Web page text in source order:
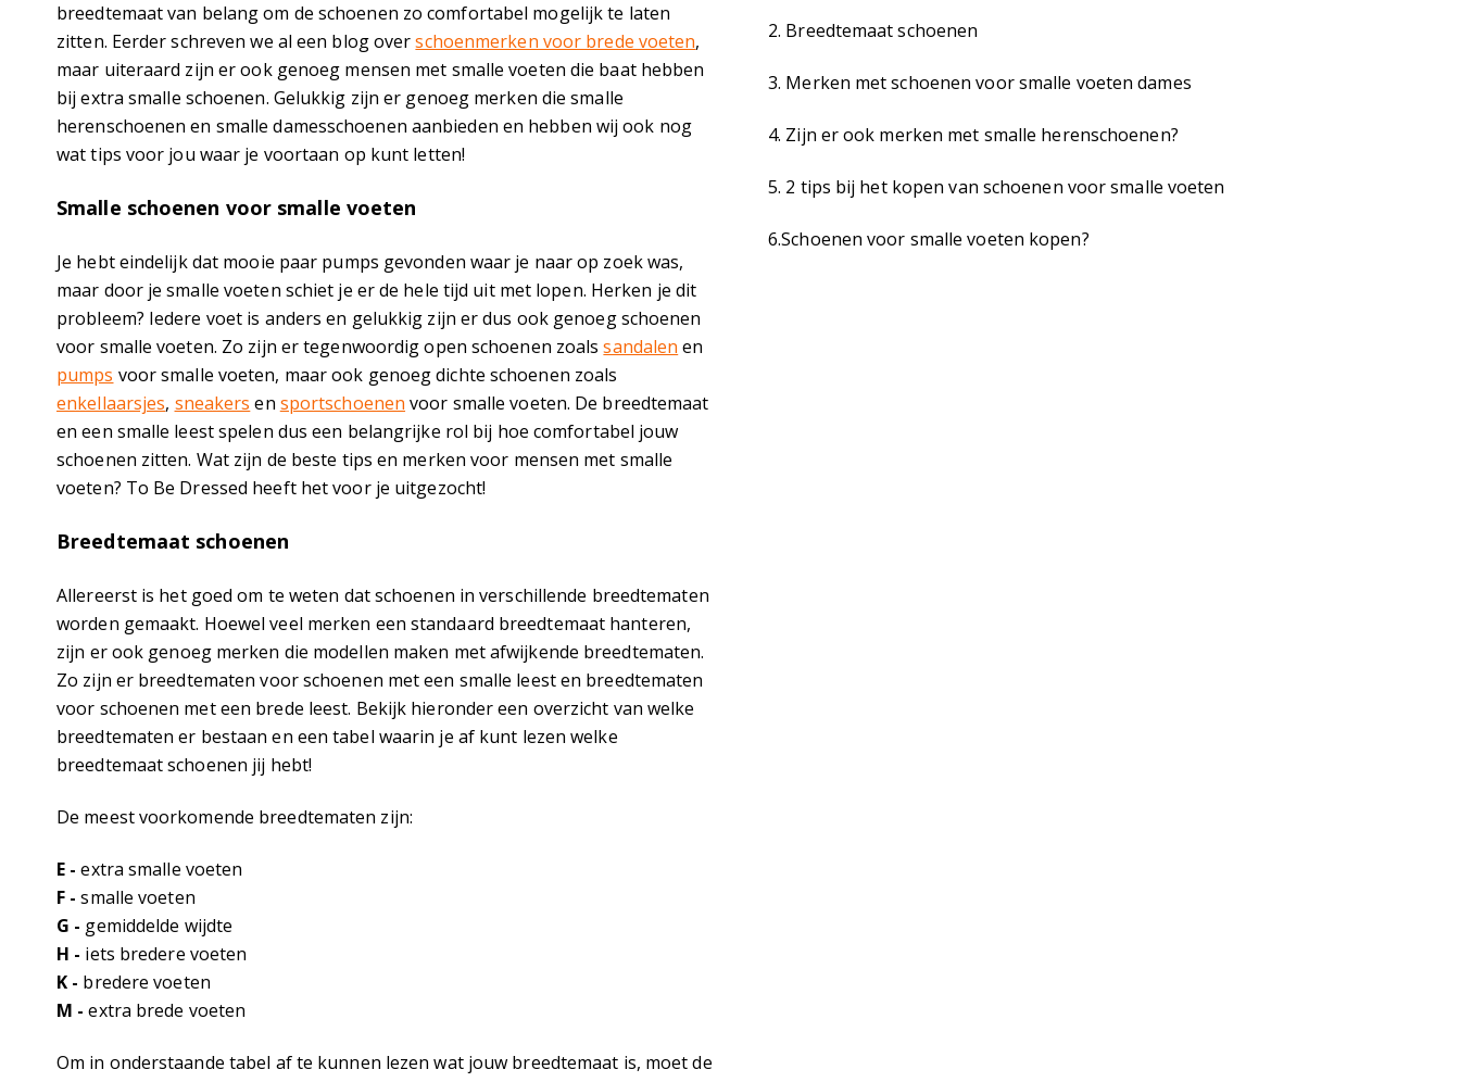
breedtemaat van belang om de schoenen zo comfortabel mogelijk te laten
zitten. Eerder schreven we al een blog overschoenmerken voor brede voeten,
maar uiteraard zijn er ook genoeg mensen met smalle voeten die baat hebben
bij extra smalle schoenen. Gelukkig zijn er genoeg merken die smalle
herenschoenen en smalle damesschoenen aanbieden en hebben wij ook nog
wat tips voor jou waar je voortaan op kunt letten!
Smalle schoenen voor smalle voeten
Je hebt eindelijk dat mooie paar pumps gevonden waar je naar op zoek was,
maar door je smalle voeten schiet je er de hele tijd uit met lopen. Herken je dit
probleem? Iedere voet is anders en gelukkig zijn er dus ook genoeg schoenen
voor smalle voeten. Zo zijn er tegenwoordig open schoenen zoalssandalen en
pumps voor smalle voeten, maar ook genoeg dichte schoenen zoals
enkellaarsjes, sneakers en sportschoenen voor smalle voeten. De breedtemaat
en een smalle leest spelen dus een belangrijke rol bij hoe comfortabel jouw
schoenen zitten. Wat zijn de beste tips en merken voor mensen met smalle
voeten? To Be Dressed heeft het voor je uitgezocht!
Breedtemaat schoenen
Allereerst is het goed om te weten dat schoenen in verschillende breedtematen
worden gemaakt. Hoewel veel merken een standaard breedtemaat hanteren,
zijn er ook genoeg merken die modellen maken met afwijkende breedtematen.
Zo zijn er breedtematen voor schoenen met een smalle leest en breedtematen
voor schoenen met een brede leest. Bekijk hieronder een overzicht van welke
breedtematen er bestaan en een tabel waarin je af kunt lezen welke
breedtemaat schoenen jij hebt!
De meest voorkomende breedtematen zijn:
E - extra smalle voeten
F - smalle voeten
G - gemiddelde wijdte
H - iets bredere voeten
K - bredere voeten
M - extra brede voeten
Om in onderstaande tabel af te kunnen lezen wat jouw breedtemaat is, moet de
2. Breedtemaat schoenen
3. Merken met schoenen voor smalle voeten dames
4. Zijn er ook merken met smalle herenschoenen?
5. 2 tips bij het kopen van schoenen voor smalle voeten
6.Schoenen voor smalle voeten kopen?